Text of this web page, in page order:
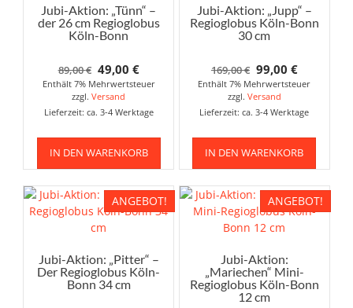
Jubi-Aktion: „Tünn“ –
der 26 cm Regioglobus
Köln-Bonn
89,00€ Ursprünglicher
Preis
war:
89,00 €
49,00 €Aktueller
Preis
49,00 €.
Enthält 7% Mehrwertsteuer
zzgl.Versand
Lieferzeit: ca. 3-4 Werktage
IN DEN WARENKORB
Jubi-Aktion: „Jupp“ –
Regioglobus Köln-Bonn
30 cm
169,00€ Ursprünglicher
Preis
war:
169,00 €
99,00 €Aktueller
Preis
99,00 €.
Enthält 7% Mehrwertsteuer
zzgl. Versand
Lieferzeit: ca. 3-4 Werktage
IN DEN WARENKORB
ANGEBOT!
Jubi-Aktion: „Pitter“ –
Der Regioglobus Köln-
Bonn 34 cm
ANGEBOT!
Jubi-Aktion:
„Mariechen“ Mini-
Regioglobus Köln-Bonn
12 cm